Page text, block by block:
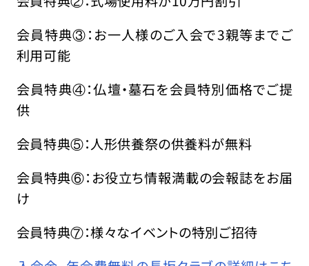
会員特典③：お一人様のご入会で3親等までご
利用可能
会員特典④：仏壇・墓石を会員特別価格でご提
供
会員特典⑤：人形供養祭の供養料が無料
会員特典⑥：お役立ち情報満載の会報誌をお届
け
会員特典⑦：様々なイベントの特別ご招待